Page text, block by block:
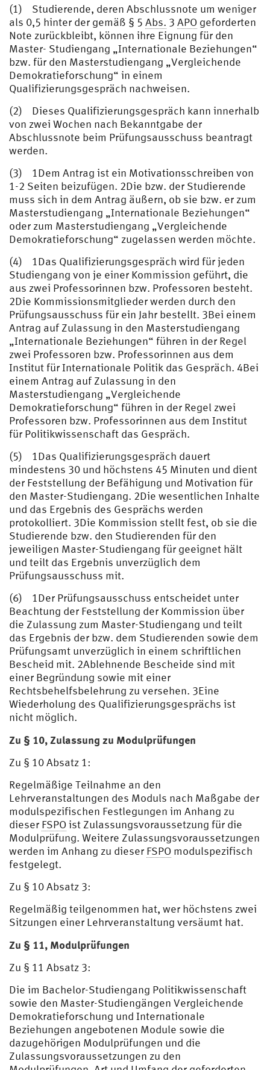
(1) Studierende, deren Abschlussnote um weniger
als 0,5 hinter der gemäß § 5 Abs. 3 APO geforderten
Note zurückbleibt, können ihre Eignung für den
Master- Studiengang „Internationale Beziehungen“
bzw. für den Masterstudiengang „Vergleichende
Demokratieforschung“ in einem
Qualifizierungsgespräch nachweisen.
(2) Dieses Qualifizierungsgespräch kann innerhalb
von zwei Wochen nach Bekanntgabe der
Abschlussnote beim Prüfungsausschuss beantragt
werden.
(3) 1Dem Antrag ist ein Motivationsschreiben von
1-2 Seiten beizufügen. 2Die bzw. der Studierende
muss sich in dem Antrag äußern, ob sie bzw. er zum
Masterstudiengang „Internationale Beziehungen“
oder zum Masterstudiengang „Vergleichende
Demokratieforschung“ zugelassen werden möchte.
(4) 1Das Qualifizierungsgespräch wird für jeden
Studiengang von je einer Kommission geführt, die
aus zwei Professorinnen bzw. Professoren besteht.
2Die Kommissionsmitglieder werden durch den
Prüfungsausschuss für ein Jahr bestellt. 3Bei einem
Antrag auf Zulassung in den Masterstudiengang
„Internationale Beziehungen“ führen in der Regel
zwei Professoren bzw. Professorinnen aus dem
Institut für Internationale Politik das Gespräch. 4Bei
einem Antrag auf Zulassung in den
Masterstudiengang „Vergleichende
Demokratieforschung“ führen in der Regel zwei
Professoren bzw. Professorinnen aus dem Institut
für Politikwissenschaft das Gespräch.
(5) 1Das Qualifizierungsgespräch dauert
mindestens 30 und höchstens 45 Minuten und dient
der Feststellung der Befähigung und Motivation für
den Master-Studiengang. 2Die wesentlichen Inhalte
und das Ergebnis des Gesprächs werden
protokolliert. 3Die Kommission stellt fest, ob sie die
Studierende bzw. den Studierenden für den
jeweiligen Master-Studiengang für geeignet hält
und teilt das Ergebnis unverzüglich dem
Prüfungsausschuss mit.
(6) 1Der Prüfungsausschuss entscheidet unter
Beachtung der Feststellung der Kommission über
die Zulassung zum Master-Studiengang und teilt
das Ergebnis der bzw. dem Studierenden sowie dem
Prüfungsamt unverzüglich in einem schriftlichen
Bescheid mit. 2Ablehnende Bescheide sind mit
einer Begründung sowie mit einer
Rechtsbehelfsbelehrung zu versehen. 3Eine
Wiederholung des Qualifizierungsgesprächs ist
nicht möglich.
Zu § 10, Zulassung zu Modulprüfungen
Zu § 10 Absatz 1:
Regelmäßige Teilnahme an den
Lehrveranstaltungen des Moduls nach Maßgabe der
modulspezifischen Festlegungen im Anhang zu
dieser FSPOist Zulassungsvoraussetzung für die
Modulprüfung. Weitere Zulassungsvoraussetzungen
werden im Anhang zu dieser FSPO modulspezifisch
festgelegt.
Zu § 10 Absatz 3:
Regelmäßig teilgenommen hat, wer höchstens zwei
Sitzungen einer Lehrveranstaltung versäumt hat.
Zu § 11, Modulprüfungen
Zu § 11 Absatz 3:
Die im Bachelor-Studiengang Politikwissenschaft
sowie den Master-Studiengängen Vergleichende
Demokratieforschung und Internationale
Beziehungen angebotenen Module sowie die
dazugehörigen Modulprüfungen und die
Zulassungsvoraussetzungen zu den